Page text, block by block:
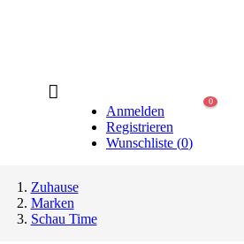
Anmelden
Registrieren
Wunschliste (0)
0
Zuhause
Marken
Schau Time